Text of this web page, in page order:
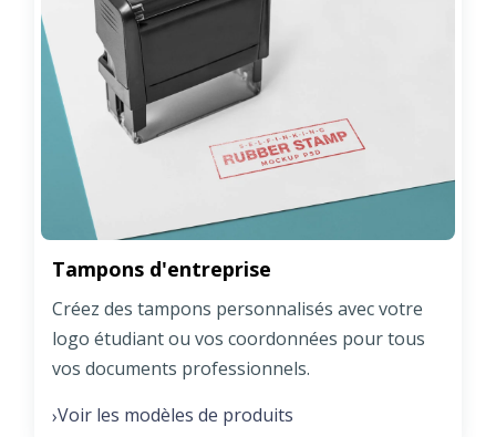
Tampons d'entreprise
Créez des tampons personnalisés avec votre
logo étudiant ou vos coordonnées pour tous
vos documents professionnels.
›Voir les modèles de produits